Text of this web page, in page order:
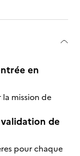
en
la mission de
de
pour chaque